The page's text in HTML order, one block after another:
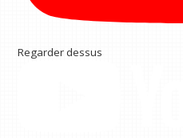
Regarder dessus